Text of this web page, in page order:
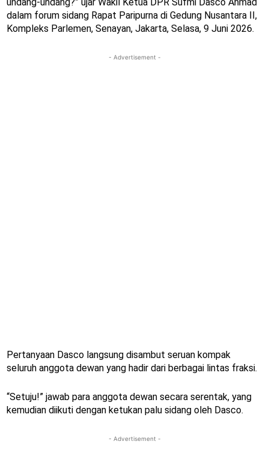
dalam forum sidang Rapat Paripurna di Gedung Nusantara II,
Kompleks Parlemen, Senayan, Jakarta, Selasa, 9 Juni 2026.
- Advertisement -
Pertanyaan Dasco langsung disambut seruan kompak
seluruh anggota dewan yang hadir dari berbagai lintas fraksi.
“Setuju!” jawab para anggota dewan secara serentak, yang
kemudian diikuti dengan ketukan palu sidang oleh Dasco.
- Advertisement -